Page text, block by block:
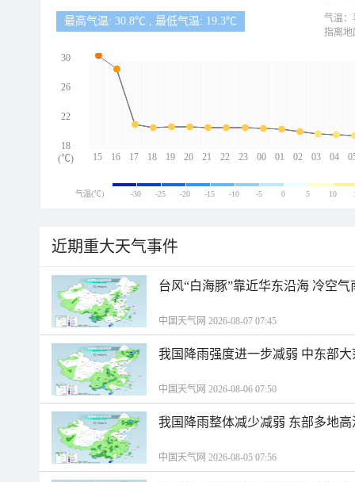
最高气温: 30.8℃ , 最低气温: 19.3℃
15 16 17 18 19 20 21 22 23 00 01 02 03 04
30
26
22
18
(℃)
气温：
指离地
气温(℃) -30 -25 -20 -15 -10 -5 0 5 10
近期重大天气事件
台风“白海豚”靠近华东沿海 冷空
中国天气网 2026-08-07 07:45
我国降雨强度进一步减弱 中东部
中国天气网 2026-08-06 07:50
我国降雨整体减少减弱 东部多地
中国天气网 2026-08-05 07:56